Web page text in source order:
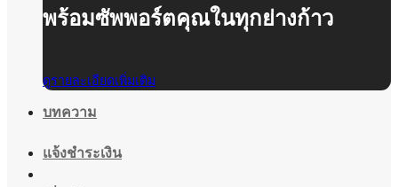
พร้อมซัพพอร์ตคุณในทุกย่างก้าว
ดูรายละเอียดเพิ่มเติม
บทความ
แจ้งชำระเงิน